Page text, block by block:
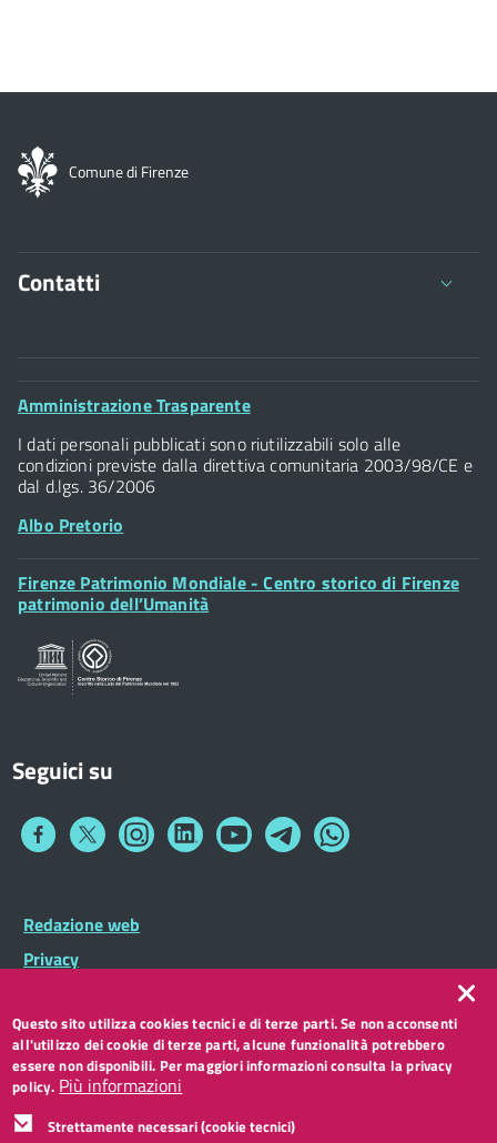
Comune di Firenze
Contatti
Comune di Firenze
Palazzo Vecchio
Piazza della Signoria - 50122, Firenze
P.IVA 01307110484
Posta Elettronica Certificata
Footer
Amministrazione Trasparente
I dati personali pubblicati sono riutilizzabili solo alle
condizioni previste dalla direttiva comunitaria 2003/98/CE e
dal d.lgs. 36/2006
Albo Pretorio
Footer
Widget
Firenze Patrimonio Mondiale - Centro storico di Firenze
patrimonio dell’Umanità
Seguici su
Collegamento
Collegamento
a
Collegamento
a
Collegamento
a
Collegamento
a
Collegamento
a
Collegamento
a
Footer
Widget
Footer
menu
Redazione web
Privacy
Accessibilità
CC BY 3.0 IT
Questo sito utilizza cookies tecnici e di terze parti. Se non acconsenti
all'utilizzo dei cookie di terze parti, alcune funzionalità potrebbero
essere non disponibili. Per maggiori informazioni consulta la privacy
policy. Più informazioni
Strettamente necessari (cookie tecnici)